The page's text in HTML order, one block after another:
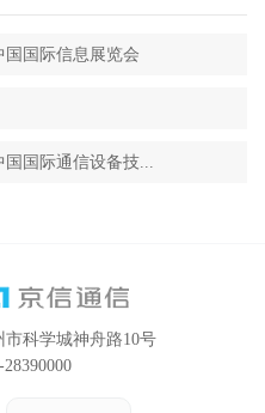
国国际信息展览会
国际通信设备技...
科学城神舟路10号